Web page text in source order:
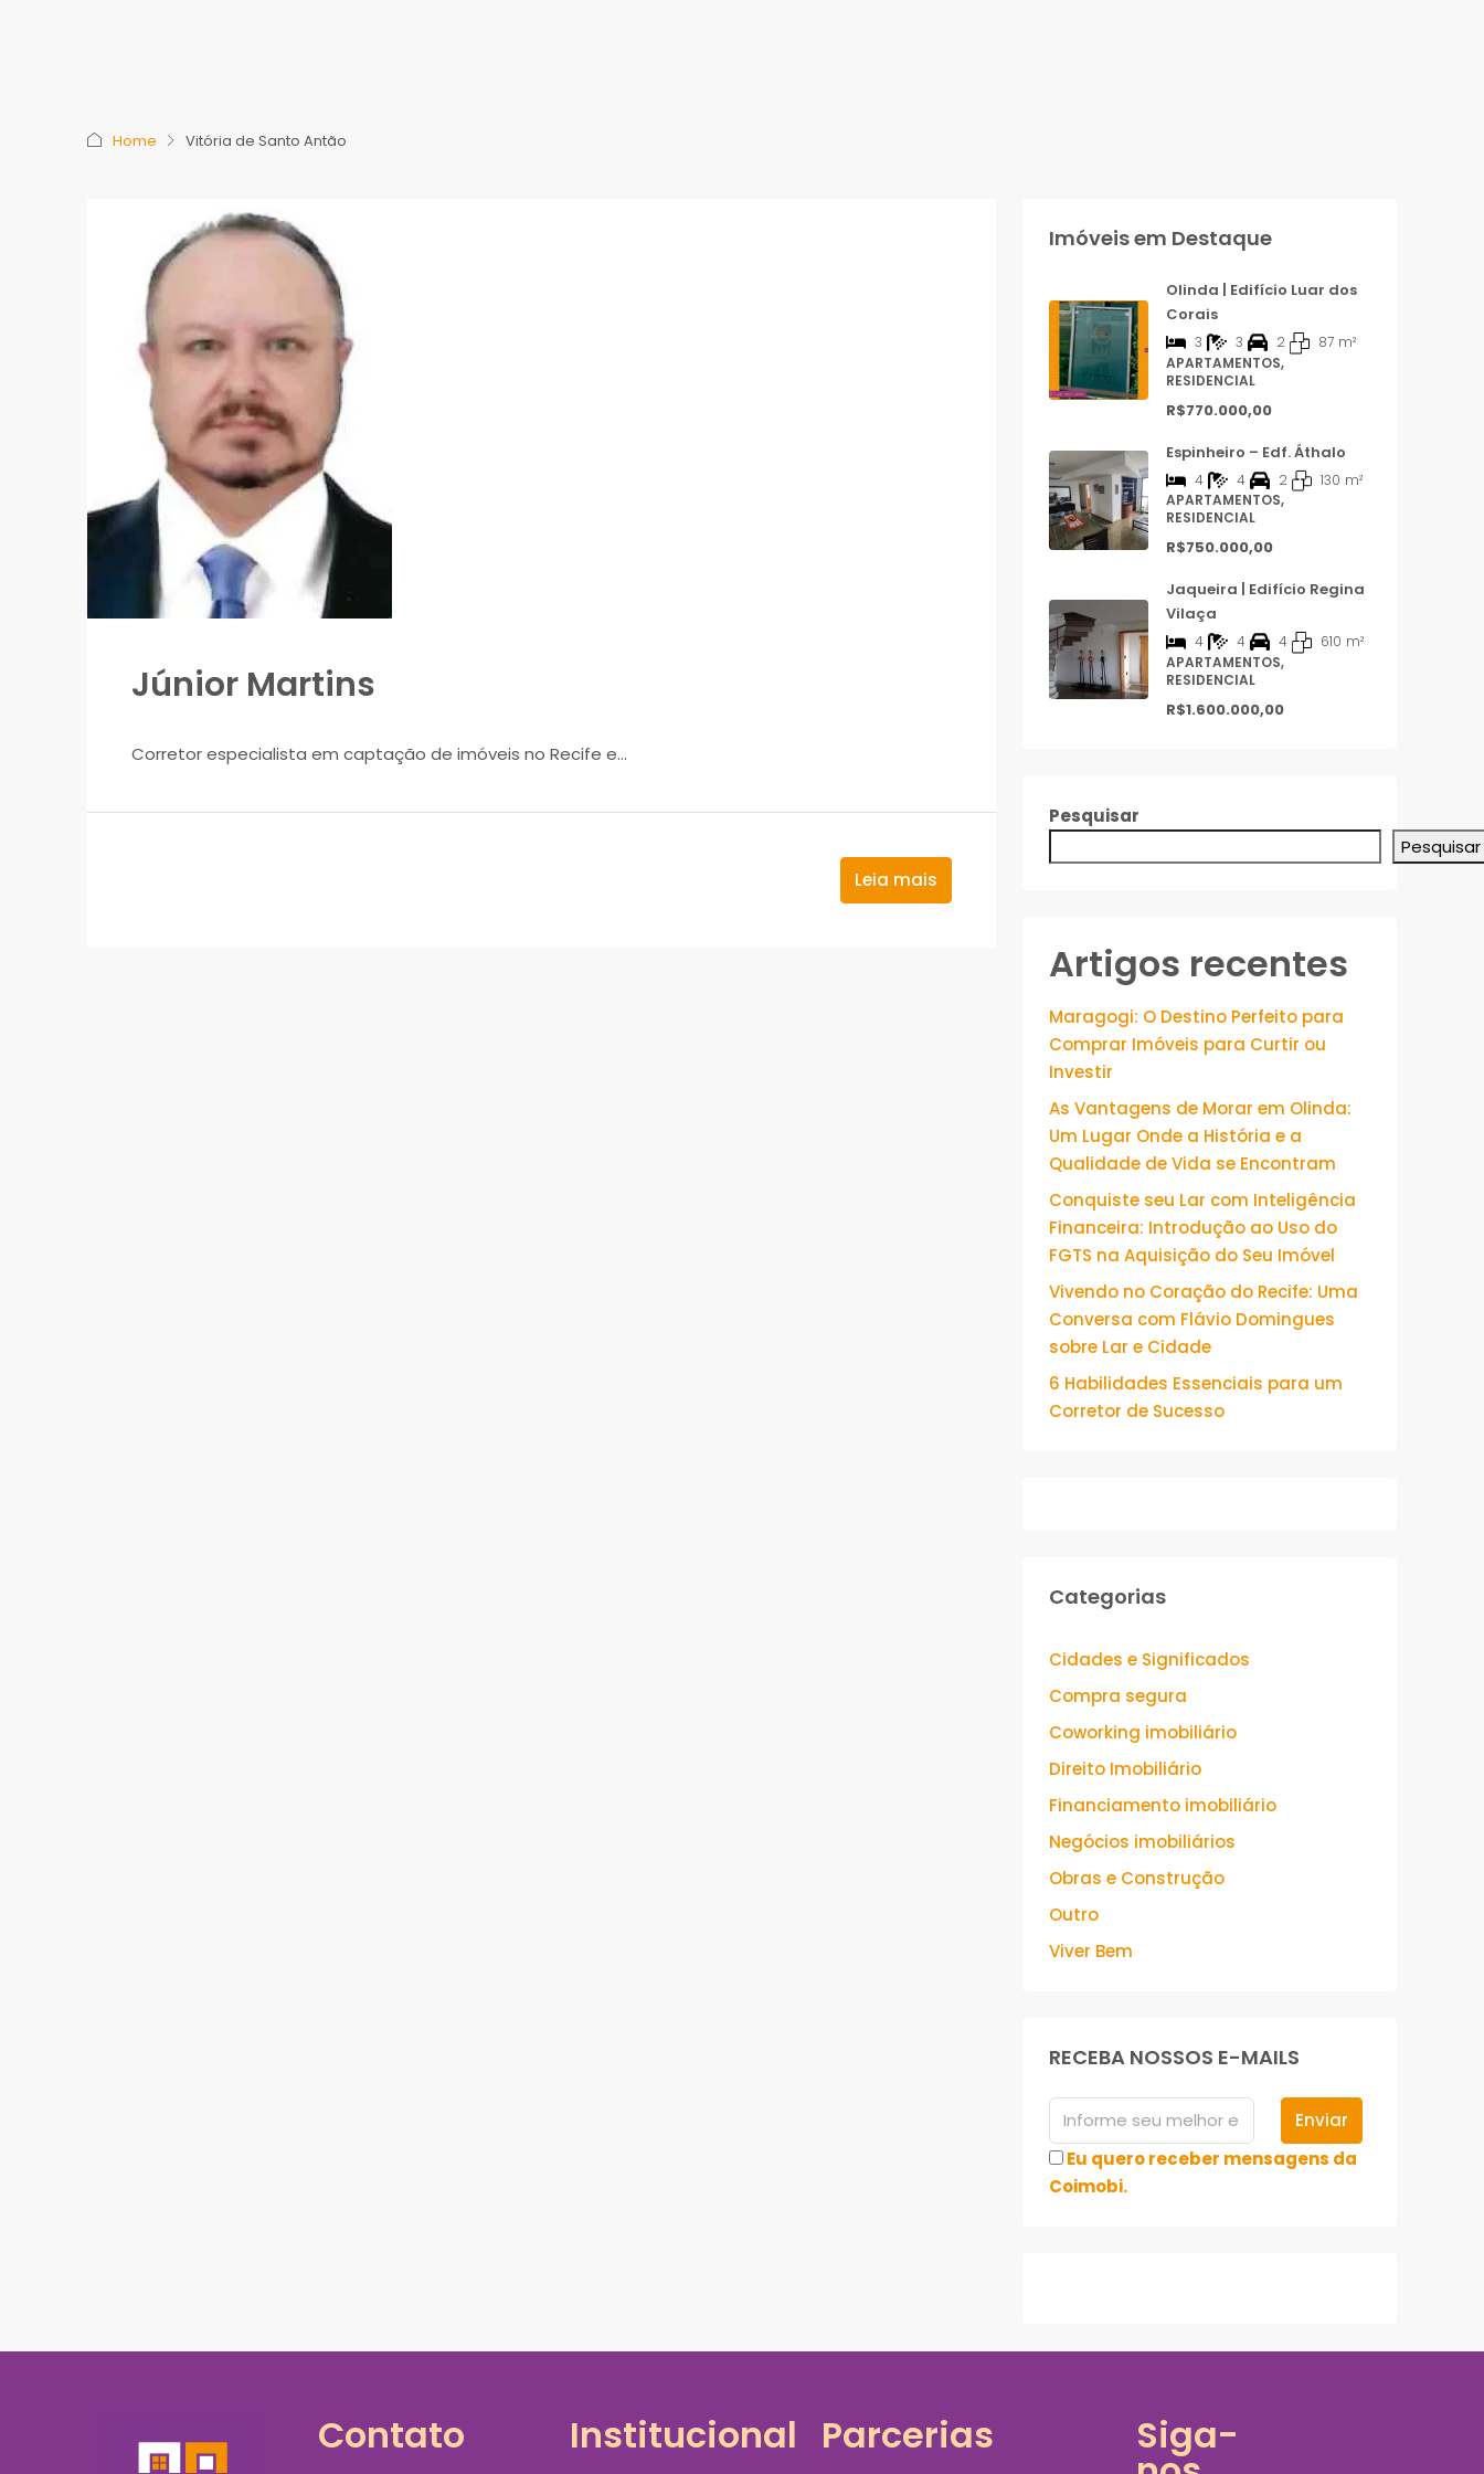
Home Vitória de Santo Antão
Júnior Martins
Corretor especialista em captação de imóveis no Recife e...
Leia mais
Imóveis em Destaque
Olinda | Edifício Luar dos
Corais
3 3 2 87 m²
APARTAMENTOS,
RESIDENCIAL
R$770.000,00
Espinheiro – Edf. Áthalo
4 4 2 130 m²
APARTAMENTOS,
RESIDENCIAL
R$750.000,00
Jaqueira | Edifício Regina
Vilaça
4 4 4 610 m²
APARTAMENTOS,
RESIDENCIAL
R$1.600.000,00
Pesquisar
Pesquisar
Artigos recentes
Maragogi: O Destino Perfeito para
Comprar Imóveis para Curtir ou
Investir
As Vantagens de Morar em Olinda:
Um Lugar Onde a História e a
Qualidade de Vida se Encontram
Conquiste seu Lar com Inteligência
Financeira: Introdução ao Uso do
FGTS na Aquisição do Seu Imóvel
Vivendo no Coração do Recife: Uma
Conversa com Flávio Domingues
sobre Lar e Cidade
6 Habilidades Essenciais para um
Corretor de Sucesso
Categorias
Cidades e Significados
Compra segura
Coworking imobiliário
Direito Imobiliário
Financiamento imobiliário
Negócios imobiliários
Obras e Construção
Outro
Viver Bem
RECEBA NOSSOS E-MAILS
Enviar
Eu quero receber mensagens da
Coimobi.
Contato Institucional Parcerias Siga-